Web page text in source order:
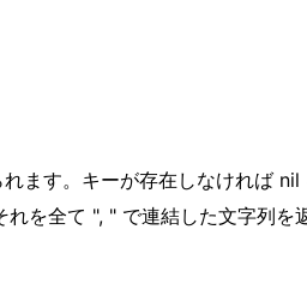
す。キーが存在しなければ nil
を全て ", " で連結した文字列を